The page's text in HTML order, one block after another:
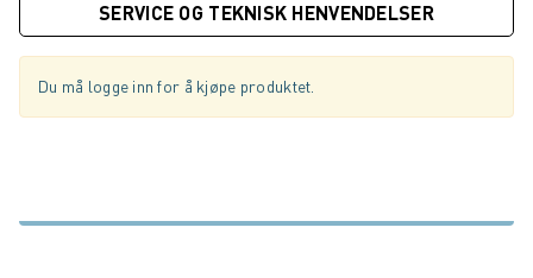
SERVICE OG TEKNISK HENVENDELSER
Du må logge inn for å kjøpe produktet.